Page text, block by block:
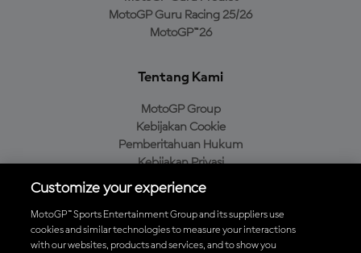
MotoGP Guru Racing 25/26
MotoGP™26
Tentang Kami
MotoGP Group
Kebijakan Cookie
Pemberitahuan Hukum
Kebijakan Privasi
Kebijakan Pembelian
Unduh Aplikasi Resmi MotoGP™
Customize your experience
MotoGP™ Sports Entertainment Group and its suppliers use
cookies and similar technologies to measure your interactions
with our websites, products and services, and to show you